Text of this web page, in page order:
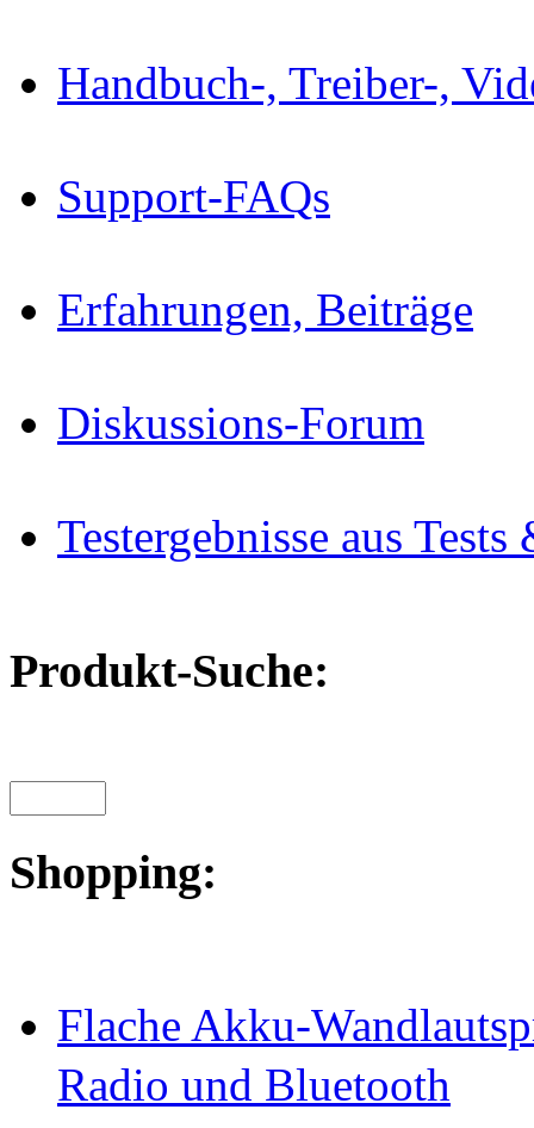
Handbuch-, Treiber-,
Support-FAQs
Erfahrungen, Beiträge
Diskussions-Forum
Testergebnisse aus
Produkt-Suche:
Shopping:
Flache Akku-
Radio und Bluetooth